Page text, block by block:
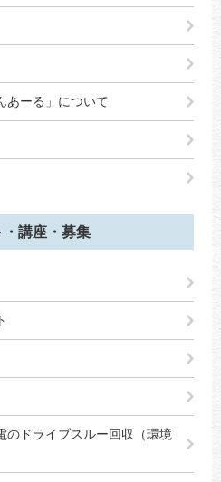
あーる」について
・講座・募集
のドライブスルー回収（環境